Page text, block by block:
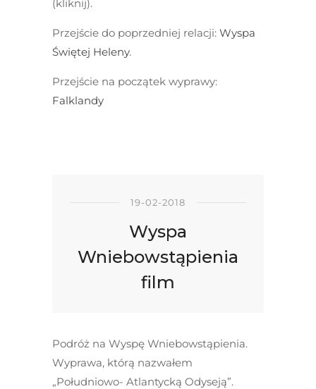
(kliknij).
Przejście do poprzedniej relacji: Wyspa
Świętej Heleny.
Przejście na początek wyprawy:
Falklandy
19-02-2018
Wyspa
Wniebowstąpienia
film
Podróż na Wyspę Wniebowstąpienia.
Wyprawa, którą nazwałem
„Południowo- Atlantycką Odyseją”.